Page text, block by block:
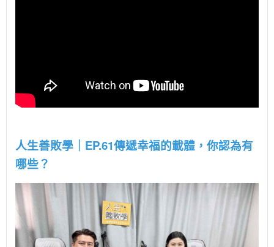
人生善敗學｜EP.61傳遞幸福的載體，你認為有
哪些？